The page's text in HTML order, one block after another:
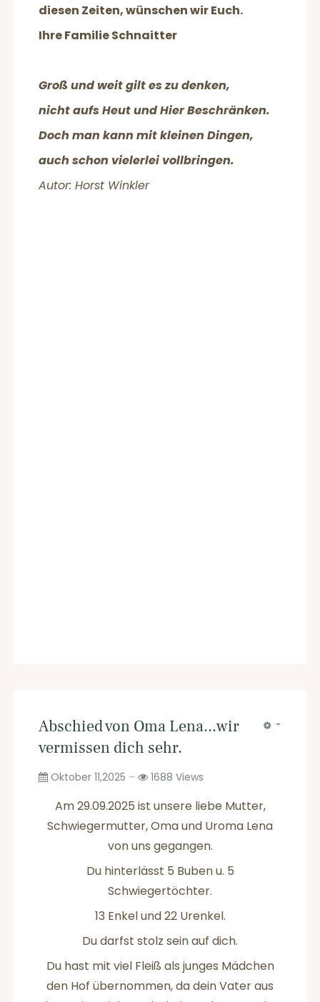
diesen Zeiten, wünschen wir Euch.
Ihre Familie Schnaitter
Groß und weit gilt es zu denken,
nicht aufs Heut und Hier Beschränken.
Doch man kann mit kleinen Dingen,
auch schon vielerlei vollbringen.
Autor: Horst Winkler
Abschied von Oma Lena...wir
vermissen dich sehr.
Oktober 11,2025 1688 Views
Am 29.09.2025 ist unsere liebe Mutter,
Schwiegermutter, Oma und Uroma Lena
von uns gegangen.
Du hinterlässt 5 Buben u. 5
Schwiegertöchter.
13 Enkel und 22 Urenkel.
Du darfst stolz sein auf dich.
Du hast mit viel Fleiß als junges Mädchen
den Hof übernommen, da dein Vater aus